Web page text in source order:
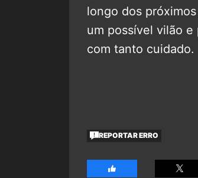
longo dos
um possível vilão
com tanto cuidado.
REPORTAR ERRO